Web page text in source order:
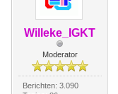
Willeke_IGKT
Moderator
Berichten: 3.090